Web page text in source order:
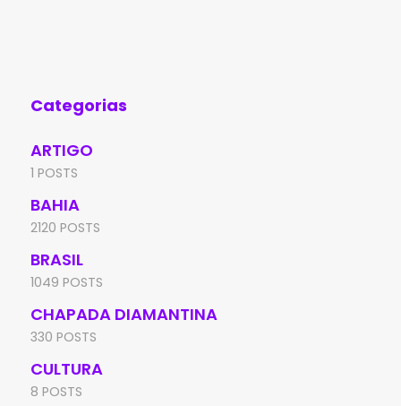
Categorias
ARTIGO
1 POSTS
BAHIA
2120 POSTS
BRASIL
1049 POSTS
CHAPADA DIAMANTINA
330 POSTS
CULTURA
8 POSTS